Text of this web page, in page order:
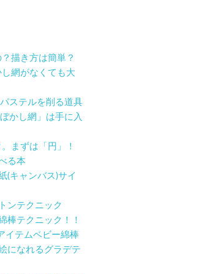
描き方は簡単？
網がなくても大
ステルを削る道具
かし網」は手に入
まずは「円」！
る本
(キャンバス)サイ
ンテクニック
棒テクニック！！
イテムベビー綿棒
になれるグラデテ